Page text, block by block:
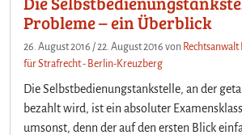
Probleme – ein Überblick
26. August 2016 /22. August 2016 von
für Strafrecht - Berlin-Kreuzberg
Die Selbstbedienungstankstelle, an der
bezahlt wird, ist ein absoluter
umsonst, denn der auf den ersten Blick